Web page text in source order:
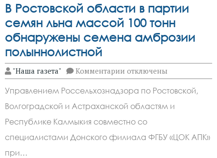
В Ростовской области в партии
семян льна массой 100 тонн
обнаружены семена амброзии
полыннолистной
"Наша газета" Комментарии к
записи
Ростовской
области
в
партии
семян
льна
отключены
Управлением Россельхознадзора по Ростовской,
Волгоградской и Астраханской областям и
Республике Калмыкия совместно со
специалистами Донского филиала ФГБУ «ЦОК АПК»
при…